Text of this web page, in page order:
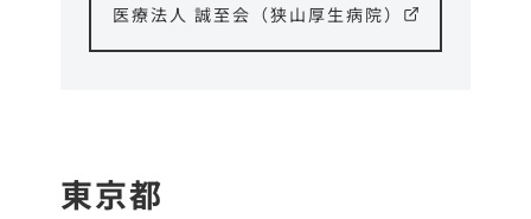
医療法人 誠至会（狭山厚生病院）
東京都